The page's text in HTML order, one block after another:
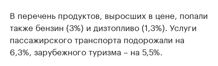
В перечень продуктов, выросших в цене, попали
также бензин (3%) и дизтопливо (1,3%). Услуги
пассажирского транспорта подорожали на
6,3%, зарубежного туризма – на 5,5%.